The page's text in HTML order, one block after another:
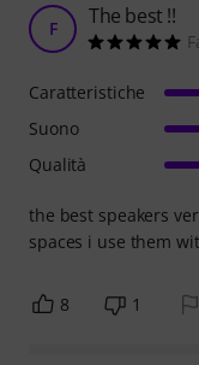
F The best !!
the best speakers
spaces i use them
Caratteristiche
Suono
Qualità
8 1